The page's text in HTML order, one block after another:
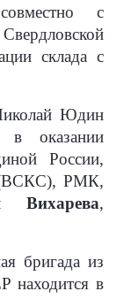
с
склада с
Юдин
в оказании
России,
(ВСКС), РМК,
Вихарева,
бригада из
находится в